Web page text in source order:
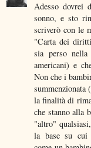
Adesso dovrei
sonno, e sto
scriverò con le
"Carta dei
sia perso
americani) e
Non che i
summenzionata
la finalità di
che stanno alla
"altro"
la base su cui